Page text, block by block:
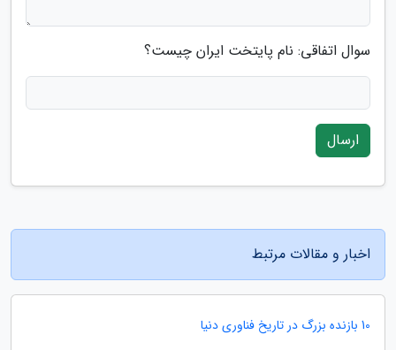
سوال اتفاقی: نام پایتخت ایران چیست؟
ارسال
اخبار و مقالات مرتبط
10 بازنده بزرگ در تاریخ فناوری دنیا